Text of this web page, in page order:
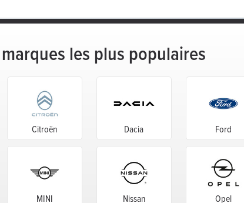
les plus populaires
Citroën Dacia Ford
MINI Nissan Opel